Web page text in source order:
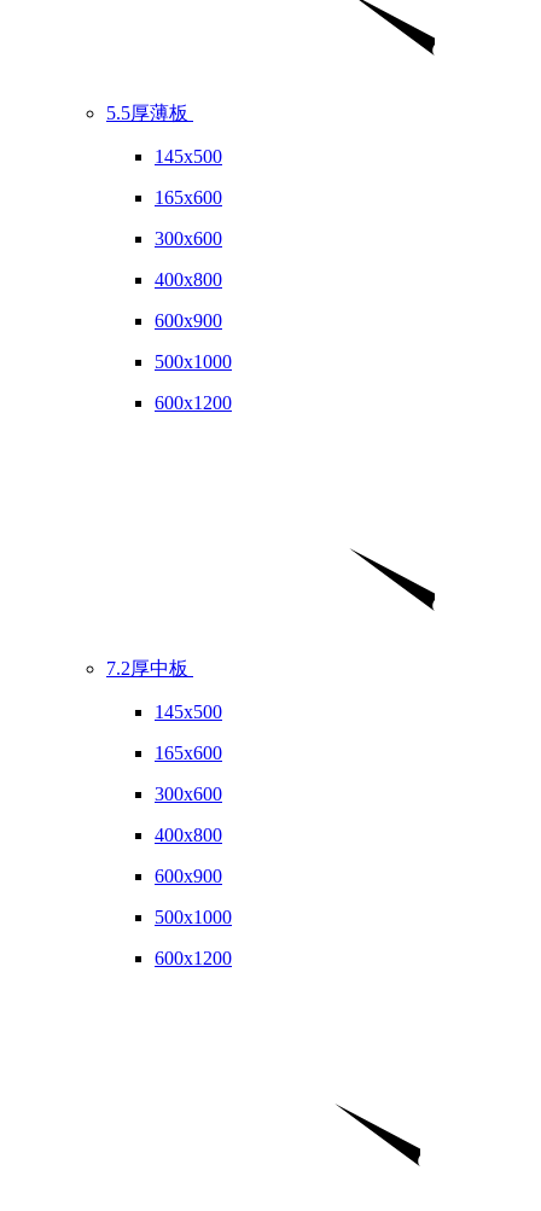
5.5厚薄板
145x500
165x600
300x600
400x800
600x900
500x1000
600x1200
7.2厚中板
145x500
165x600
300x600
400x800
600x900
500x1000
600x1200